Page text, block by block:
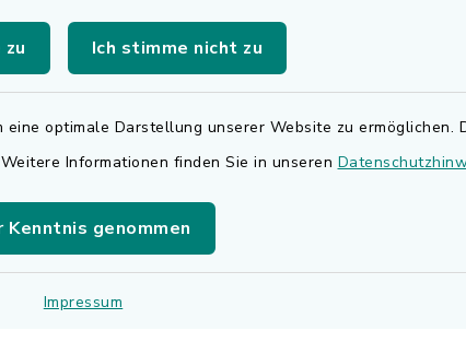
Ich stimme nicht zu
optimale Darstellung unserer Website zu
Informationen finden Sie in unseren
Kenntnis genommen
Impressum
Rechnungsversand wenden Sie
sich bitte an